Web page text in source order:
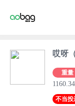
哎呀
重量
不当投